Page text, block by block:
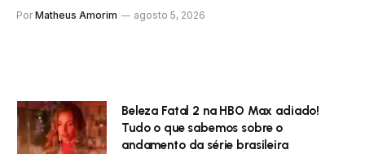
Por Matheus Amorim agosto 5, 2026
Beleza Fatal 2 na HBO Max adiado!
Tudo o que sabemos sobre o
andamento da série brasileira